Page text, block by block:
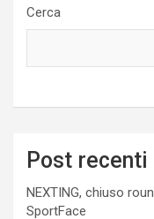
Cerca
Post recenti
NEXTING, chiuso
SportFace